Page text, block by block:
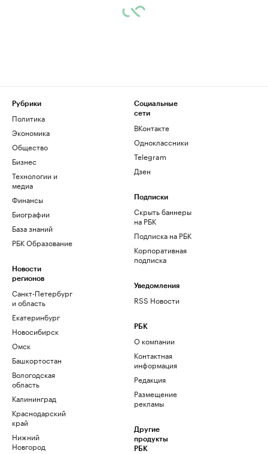
Рубрики
Политика
Экономика
Общество
Бизнес
Технологии и
медиа
Финансы
Биографии
База знаний
РБК Образование
Новости
регионов
Санкт-Петербург
и область
Екатеринбург
Новосибирск
Омск
Башкортостан
Вологодская
область
Калининград
Краснодарский
край
Нижний
Новгород
Социальные
сети
ВКонтакте
Одноклассники
Telegram
Дзен
Подписки
Скрыть баннеры
на РБК
Подписка на РБК
Корпоративная
подписка
Уведомления
RSS Новости
РБК
О компании
Контактная
информация
Редакция
Размещение
рекламы
Другие
продукты
РБК